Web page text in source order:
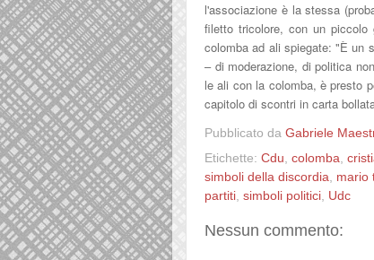
l'associazione è la stessa
filetto tricolore, con un
colomba ad ali spiegate: "È un
– di moderazione, di politica
le ali con la colomba, è presto
capitolo di scontri in carta
Pubblicato da Gabriele
Etichette: Cdu colomba
simboli della discordia
mario
partiti simboli politici Udc
Nessun commento: